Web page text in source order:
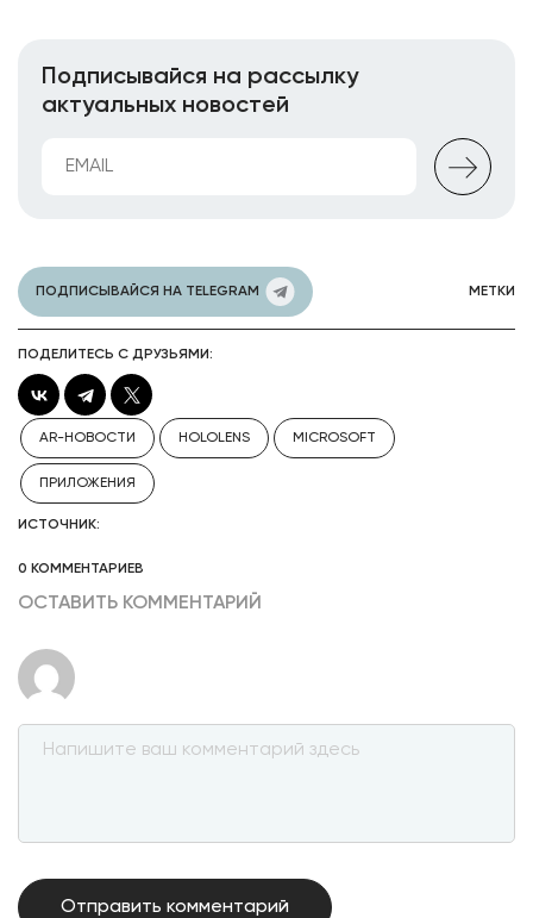
Подписывайся на рассылку
актуальных новостей
ПОДПИСЫВАЙСЯ НА TELEGRAM МЕТКИ
ПОДЕЛИТЕСЬ С ДРУЗЬЯМИ:
AR-НОВОСТИ HOLOLENS MICROSOFT
ПРИЛОЖЕНИЯ
ИСТОЧНИК:
0 КОММЕНТАРИЕВ
ОСТАВИТЬ КОММЕНТАРИЙ